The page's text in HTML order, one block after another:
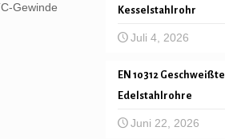
Gewinde
Kesselstahlrohr
Juli 4, 2026
EN 10312 Geschweißte
Edelstahlrohre
Juni 22, 2026